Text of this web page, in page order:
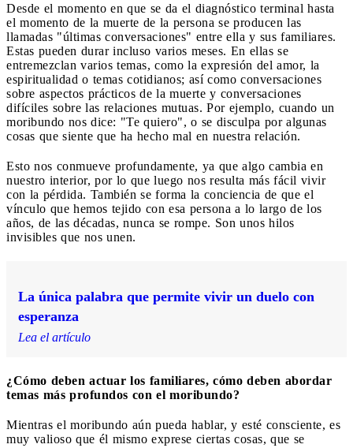
Desde el momento en que se da el diagnóstico terminal hasta
el momento de la muerte de la persona se producen las
llamadas "últimas conversaciones" entre ella y sus familiares.
Estas pueden durar incluso varios meses. En ellas se
entremezclan varios temas, como la expresión del amor, la
espiritualidad o temas cotidianos; así como conversaciones
sobre aspectos prácticos de la muerte y conversaciones
difíciles sobre las relaciones mutuas. Por ejemplo, cuando un
moribundo nos dice: "Te quiero", o se disculpa por algunas
cosas que siente que ha hecho mal en nuestra relación.
Esto nos conmueve profundamente, ya que algo cambia en
nuestro interior, por lo que luego nos resulta más fácil vivir
con la pérdida. También se forma la conciencia de que el
vínculo que hemos tejido con esa persona a lo largo de los
años, de las décadas, nunca se rompe. Son unos hilos
invisibles que nos unen.
La única palabra que permite vivir un duelo con
esperanza
Lea el artículo
¿Cómo deben actuar los familiares, cómo deben abordar
temas más profundos con el moribundo?
Mientras el moribundo aún pueda hablar, y esté consciente, es
muy valioso que él mismo exprese ciertas cosas, que se